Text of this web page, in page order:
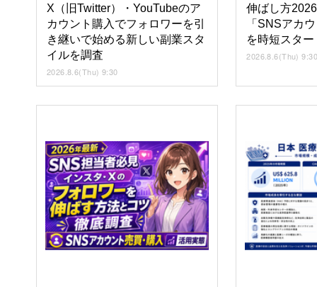
X（旧Twitter）・YouTubeのア
カウント購入でフォロワーを引
き継いで始める新しい副業スタ
イルを調査
2026.8.6(Thu) 9:30
伸ばし方
「SNSアカ
を時短スタ
2026.8.6(Thu)